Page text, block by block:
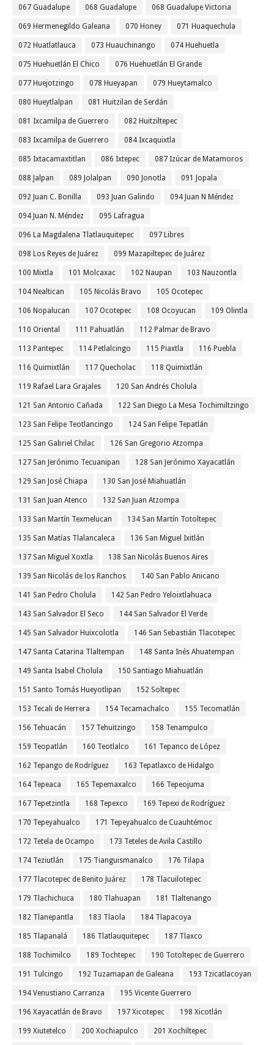
067 Guadalupe 068 Guadalupe 068 Guadalupe Victoria
069 Hermenegildo Galeana 070 Honey 071 Huaquechula
072 Huatlatlauca 073 Huauchinango 074 Huehuetla
075 Huehuetlán El Chico 076 Huehuetlán El Grande
077 Huejotzingo 078 Hueyapan 079 Hueytamalco
080 Hueytlalpan 081 Huitzilan de Serdán
081 Ixcamilpa de Guerrero 082 Huitziltepec
083 Ixcamilpa de Guerrero 084 Ixcaquixtla
085 Ixtacamaxtitlan 086 Ixtepec 087 Izúcar de Matamoros
088 Jalpan 089 Jolalpan 090 Jonotla 091 Jopala
092 Juan C. Bonilla 093 Juan Galindo 094 Juan N Méndez
094 Juan N. Méndez 095 Lafragua
096 La Magdalena Tlatlauquitepec 097 Libres
098 Los Reyes de Juárez 099 Mazapiltepec de Juárez
100 Mixtla 101 Molcaxac 102 Naupan 103 Nauzontla
104 Nealtican 105 Nicolás Bravo 105 Ocotepec
106 Nopalucan 107 Ocotepec 108 Ocoyucan 109 Olintla
110 Oriental 111 Pahuatlán 112 Palmar de Bravo
113 Pantepec 114 Petlalcingo 115 Piaxtla 116 Puebla
116 Quimixtlán 117 Quecholac 118 Quimixtlán
119 Rafael Lara Grajales 120 San Andrés Cholula
121 San Antonio Cañada 122 San Diego La Mesa Tochimiltzingo
123 San Felipe Teotlancingo 124 San Felipe Tepatlán
125 San Gabriel Chilac 126 San Gregorio Atzompa
127 San Jerónimo Tecuanipan 128 San Jerónimo Xayacatlán
129 San José Chiapa 130 San José Miahuatlán
131 San Juan Atenco 132 San Juan Atzompa
133 San Martín Texmelucan 134 San Martín Totoltepec
135 San Matías Tlalancaleca 136 San Miguel Ixitlán
137 San Miguel Xoxtla 138 San Nicolás Buenos Aires
139 San Nicolás de los Ranchos 140 San Pablo Anicano
141 San Pedro Cholula 142 San Pedro Yeloixtlahuaca
143 San Salvador El Seco 144 San Salvador El Verde
145 San Salvador Huixcolotla 146 San Sebastián Tlacotepec
147 Santa Catarina Tlaltempan 148 Santa Inés Ahuatempan
149 Santa Isabel Cholula 150 Santiago Miahuatlán
151 Santo Tomás Hueyotlipan 152 Soltepec
153 Tecali de Herrera 154 Tecamachalco 155 Tecomatlán
156 Tehuacán 157 Tehuitzingo 158 Tenampulco
159 Teopatlán 160 Teotlalco 161 Tepanco de López
162 Tepango de Rodríguez 163 Tepatlaxco de Hidalgo
164 Tepeaca 165 Tepemaxalco 166 Tepeojuma
167 Tepetzintla 168 Tepexco 169 Tepexi de Rodríguez
170 Tepeyahualco 171 Tepeyahualco de Cuauhtémoc
172 Tetela de Ocampo 173 Teteles de Avila Castillo
174 Teziutlán 175 Tianguismanalco 176 Tilapa
177 Tlacotepec de Benito Juárez 178 Tlacuilotepec
179 Tlachichuca 180 Tlahuapan 181 Tlaltenango
182 Tlanepantla 183 Tlaola 184 Tlapacoya
185 Tlapanalá 186 Tlatlauquitepec 187 Tlaxco
188 Tochimilco 189 Tochtepec 190 Totoltepec de Guerrero
191 Tulcingo 192 Tuzamapan de Galeana 193 Tzicatlacoyan
194 Venustiano Carranza 195 Vicente Guerrero
196 Xayacatlán de Bravo 197 Xicotepec 198 Xicotlán
199 Xiutetelco 200 Xochiapulco 201 Xochiltepec